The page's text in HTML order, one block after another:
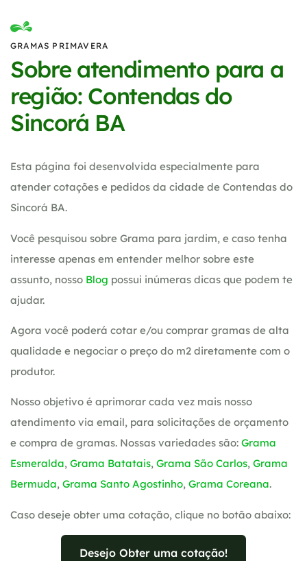
GRAMAS PRIMAVERA
Sobre atendimento para a
região: Contendas do
Sincorá BA
Esta página foi desenvolvida especialmente para
atender cotações e pedidos da cidade de Contendas do
Sincorá BA.
Você pesquisou sobre Grama para jardim, e caso tenha
interesse apenas em entender melhor sobre este
assunto, nosso Blog possui inúmeras dicas que podem te
ajudar.
Agora você poderá cotar e/ou comprar gramas de alta
qualidade e negociar o preço do m2 diretamente com o
produtor.
Nosso objetivo é aprimorar cada vez mais nosso
atendimento via email, para solicitações de orçamento
e compra de gramas. Nossas variedades são: Grama
Esmeralda, Grama Batatais, Grama São Carlos, Grama
Bermuda, Grama Santo Agostinho, Grama Coreana.
Caso deseje obter uma cotação, clique no botão abaixo:
Desejo Obter uma cotação!